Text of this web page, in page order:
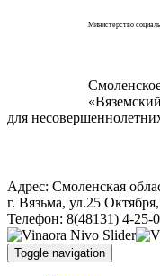
Министерство
для
Адрес: Смоленская
г. Вязьма, ул.25
Телефон: 8(48131) 4-25-
Toggle navigation